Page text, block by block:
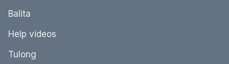
Balita
Help videos
Tulong